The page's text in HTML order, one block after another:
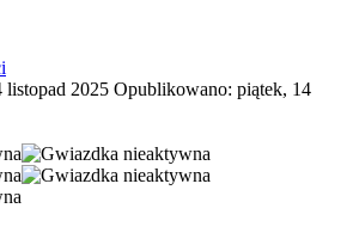
listopad 2025 Opublikowano: piątek, 14